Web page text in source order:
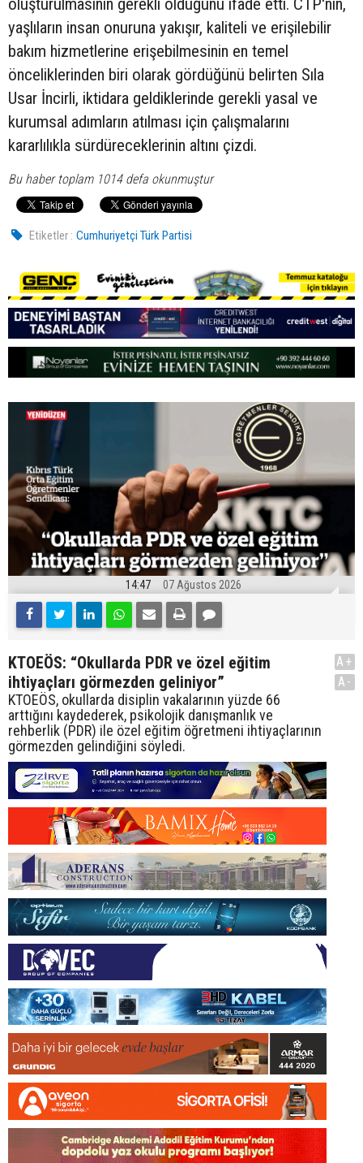
oluşturulmasının gerekli olduğunu ifade etti. CTP'nin,
yaşlıların insan onuruna yakışır, kaliteli ve erişilebilir
bakım hizmetlerine erişebilmesinin en temel
önceliklerinden biri olarak gördüğünü belirten Sıla
Usar İncirli, iktidara geldiklerinde gerekli yasal ve
kurumsal adımların atılması için çalışmalarını
kararlılıkla sürdüreceklerinin altını çizdi.
Bu haber toplam 1014 defa okunmuştur
Etiketler : Cumhuriyetçi Türk Partisi
14:47 07 Ağustos 2026
KTOEÖS: “Okullarda PDR ve özel eğitim
ihtiyaçları görmezden geliniyor”
KTOEÖS, okullarda disiplin vakalarının yüzde 66
arttığını kaydederek, psikolojik danışmanlık ve
rehberlik (PDR) ile özel eğitim öğretmeni ihtiyaçlarının
görmezden gelindiğini söyledi.
A+
A-